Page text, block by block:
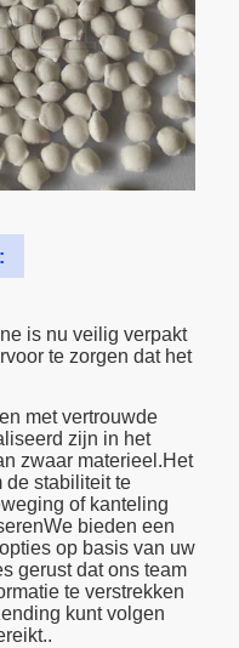
is nu veilig verpakt
te zorgen dat het
met vertrouwde
zijn in het
zwaar materieel.Het
de stabiliteit te
of kanteling
bieden een
op basis van uw
gerust dat ons team
te verstrekken
kunt volgen